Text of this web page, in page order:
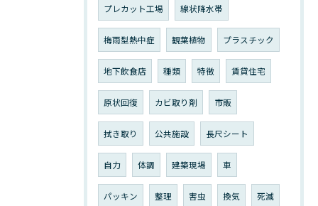
プレカット工場 線状降水帯
梅雨型熱中症 観葉植物 プラスチック
地下飲食店 種類 特徴 賃貸住宅
原状回復 カビ取り剤 市販
拭き取り 公共施設 長尺シート
自力 体調 建築現場 車
パッキン 整理 害虫 換気 死滅